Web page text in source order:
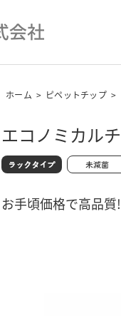
ホーム > ピペットチップ >
エコノミカル
お手頃価格で高品質!